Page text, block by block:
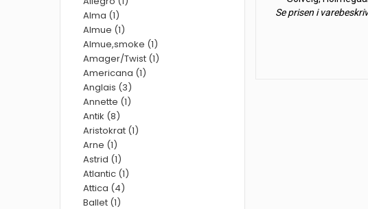
Se prisen i
Alma (1)
Almue (1)
Almue,smoke (1)
Amager/Twist (1)
Americana (1)
Anglais (3)
Annette (1)
Antik (8)
Aristokrat (1)
Arne (1)
Astrid (1)
Atlantic (1)
Attica (4)
Ballet (1)